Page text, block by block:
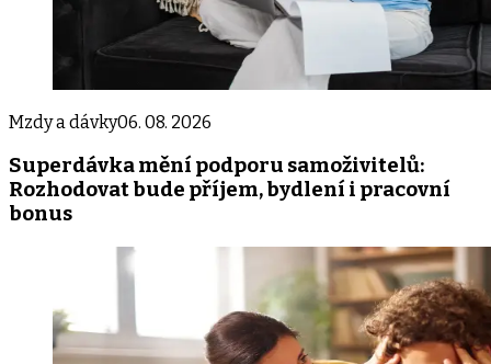
Mzdy a dávky06. 08. 2026
Superdávka mění podporu samoživitelů:
Rozhodovat bude příjem, bydlení i pracovní
bonus